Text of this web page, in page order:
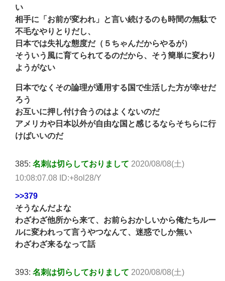
い
相手に「お前が変われ」と言い続けるのも時間の無駄で
不毛なやりとりだし、
日本では失礼な態度だ（５ちゃんだからやるが）
そういう風に育てられてるのだから、そう簡単に変わり
ようがない
日本でなくその論理が通用する国で生活した方が幸せだ
ろう
お互いに押し付け合うのはよくないのだ
アメリカや日本以外が自由な国と感じるならそちらに行
けばいいのだ
385: 名刺は切らしておりまして 2020/08/08(土)
10:08:07.08 ID:+8ol28/Y
>>379
そうなんだよな
わざわざ他所から来て、お前らおかしいから俺たちルー
ルに変われって言うやつなんて、迷惑でしか無い
わざわざ来るなって話
393: 名刺は切らしておりまして 2020/08/08(土)